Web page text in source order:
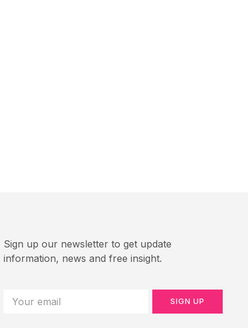
Sign up our newsletter to get update
information, news and free insight.
SIGN UP